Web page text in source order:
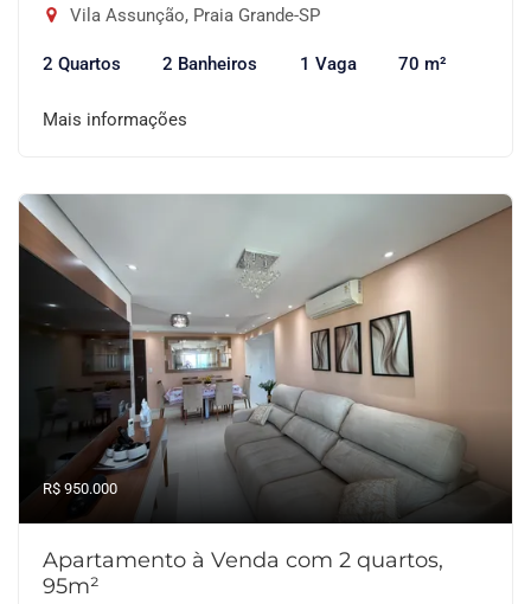
Vila Assunção, Praia Grande-SP
2 Quartos 2 Banheiros 1 Vaga 70 m²
Mais informações
R$ 950.000
Apartamento à Venda com 2 quartos,
95m²